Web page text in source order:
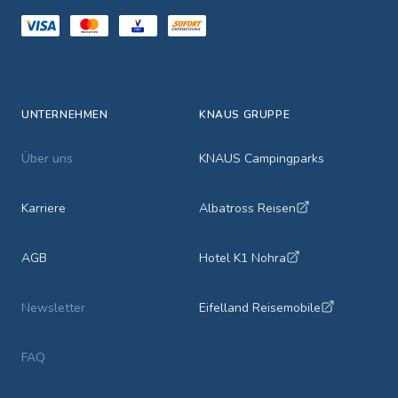
UNTERNEHMEN
Über uns
Karriere
AGB
Newsletter
FAQ
KNAUS GRUPPE
KNAUS Campingparks
Albatross Reisen
Hotel K1 Nohra
Eifelland Reisemobile